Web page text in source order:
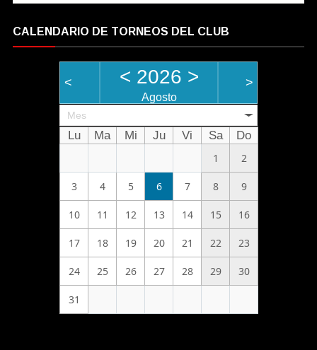
CALENDARIO DE TORNEOS DEL CLUB
< < 2026 >
Agosto
>
Mes
Lu Ma Mi Ju Vi Sa
Do
1
2
3 4 5 6 7 8 9
10 11 12 13 14 15 16
17 18 19 20 21 22 23
24 25 26 27 28 29 30
31